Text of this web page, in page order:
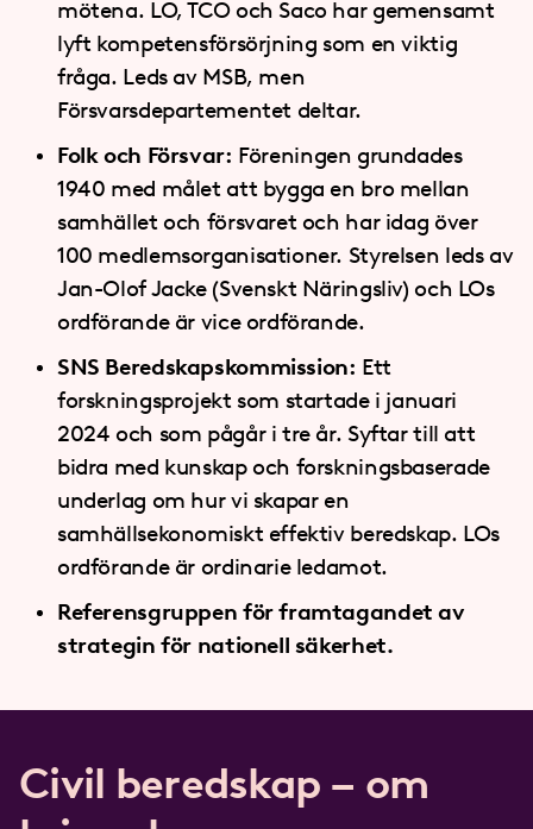
mötena. LO, TCO och Saco har gemensamt
lyft kompetensförsörjning som en viktig
fråga. Leds av MSB, men
Försvarsdepartementet deltar.
Folk och Försvar: Föreningen grundades
1940 med målet att bygga en bro mellan
samhället och försvaret och har idag över
100 medlemsorganisationer. Styrelsen leds av
Jan-Olof Jacke (Svenskt Näringsliv) och LOs
ordförande är vice ordförande.
SNS Beredskapskommission: Ett
forskningsprojekt som startade i januari
2024 och som pågår i tre år. Syftar till att
bidra med kunskap och forskningsbaserade
underlag om hur vi skapar en
samhällsekonomiskt effektiv beredskap. LOs
ordförande är ordinarie ledamot.
Referensgruppen för framtagandet av
strategin för nationell säkerhet.
Civil beredskap – om